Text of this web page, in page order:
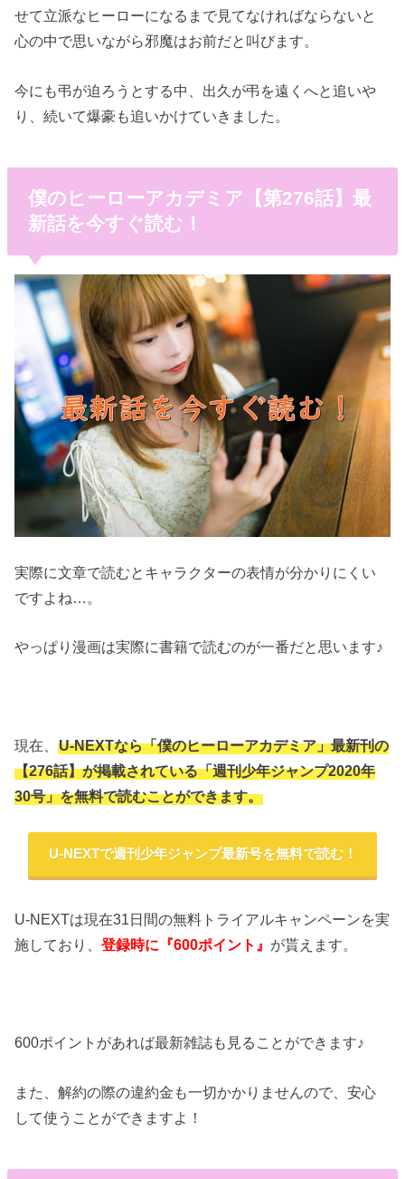
せて立派なヒーローになるまで見てなければならないと
心の中で思いながら邪魔はお前だと叫びます。
今にも弔が迫ろうとする中、出久が弔を遠くへと追いや
り、続いて爆豪も追いかけていきました。
僕のヒーローアカデミア【第276話】最
新話を今すぐ読む！
実際に文章で読むとキャラクターの表情が分かりにくい
ですよね…。
やっぱり漫画は実際に書籍で読むのが一番だと思います♪
現在、U-NEXTなら「僕のヒーローアカデミア」最新刊の
【276話】が掲載されている「週刊少年ジャンプ2020年
30号」を無料で読むことができます。
U-NEXTで週刊少年ジャンプ最新号を無料で読む！
U-NEXTは現在31日間の無料トライアルキャンペーンを実
施しており、登録時に『600ポイント』 が貰えます。
600ポイントがあれば最新雑誌も見ることができます♪
また、解約の際の違約金も一切かかりませんので、安心
して使うことができますよ！